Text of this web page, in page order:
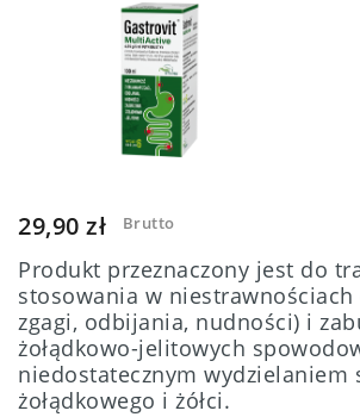
29,90 zł Brutto
Produkt przeznaczony jest do
stosowania w niestrawnościach
zgagi, odbijania, nudności) i
żołądkowo-jelitowych
niedostatecznym wydzielaniem
żołądkowego i żółci.